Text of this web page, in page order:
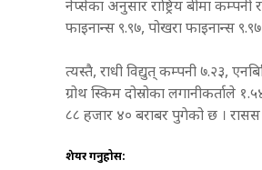
नेप्सेका अनुसार राष्ट्रिय बीमा कम्पनी
फाइनान्स ९.९७, पोखरा फाइनान्स
त्यस्तै, राधी विद्युत् कम्पनी ७.२३,
ग्रोथ स्किम दोस्रोका
८८ हजार ४० बराबर पुगेको छ । रासस
शेयर गर्नुहोस: